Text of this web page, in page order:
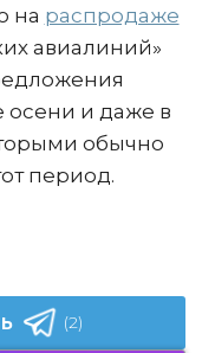
на распродаже
авиалиний»
осени и даже в
обычно
период.
(2)